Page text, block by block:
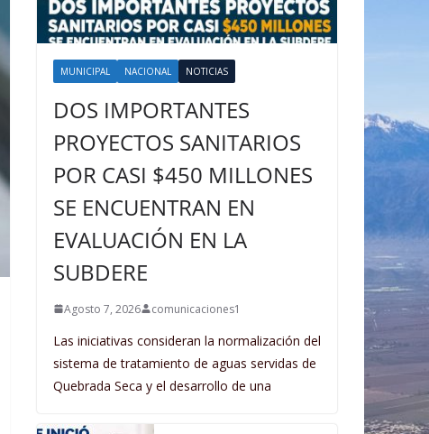
MUNICIPAL NACIONAL NOTICIAS
DOS IMPORTANTES
PROYECTOS SANITARIOS
POR CASI $450 MILLONES
SE ENCUENTRAN EN
EVALUACIÓN EN LA
SUBDERE
Agosto 7, 2026 comunicaciones1
Las iniciativas consideran la normalización del
sistema de tratamiento de aguas servidas de
Quebrada Seca y el desarrollo de una